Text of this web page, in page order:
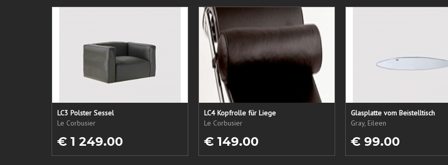
LC3 Polster Sessel
Le Corbusier
€ 1 249.00
LC4 Kopfrolle für Liege
Le Corbusier
€ 149.00
Glasplatte vom Beistelltisch
Gray, Eileen
€ 99.00